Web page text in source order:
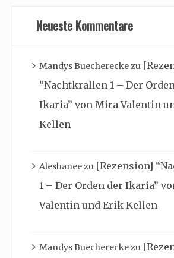
Neueste Kommentare
Mandys Buechereckezu
“Nachtkrallen 1 – Der
Ikaria” von Mira Valentin
Kellen
Aleshaneezu [Rezension]
1 – Der Orden der Ikaria”
Valentin und Erik Kellen
Mandys Buechereckezu